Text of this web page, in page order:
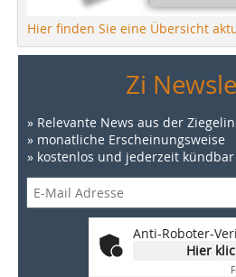
Hier finden Sie eine Übersicht
Zi
» Relevante News aus der
» monatliche Erscheinungsweise
» kostenlos und jederzeit kündbar
Anti-Roboter-
Hier